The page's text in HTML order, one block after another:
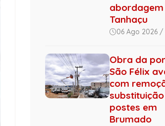
abordagem
Tanhaçu
06 Ago 2026 /
Obra da
São Félix
com
postes em
Brumado